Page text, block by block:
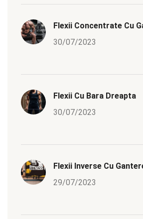
Flexii Concentrate Cu
30/07/2023
Flexii Cu Bara Dreapta
30/07/2023
Flexii Inverse Cu
29/07/2023